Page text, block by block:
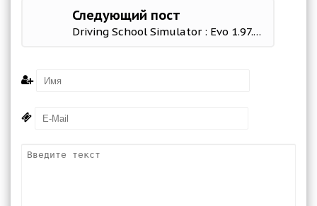
Следующий пост
Driving School Simulator : Evo 1.97.8 (Mod Money)